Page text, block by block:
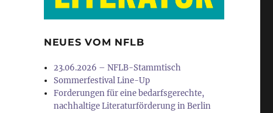
NEUES VOM NFLB
23.06.2026 – NFLB-Stammtisch
Sommerfestival Line-Up
Forderungen für eine bedarfsgerechte,
nachhaltige Literaturförderung in Berlin